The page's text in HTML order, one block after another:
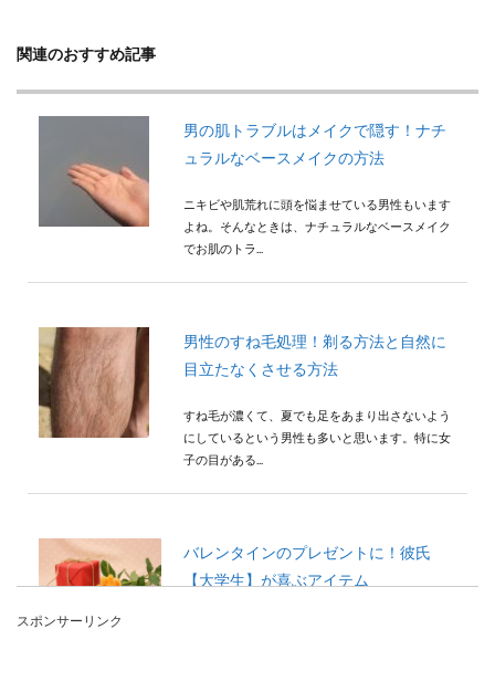
関連のおすすめ記事
男の肌トラブルはメイクで隠す！ナチ
ュラルなベースメイクの方法
ニキビや肌荒れに頭を悩ませている男性もいます
よね。そんなときは、ナチュラルなベースメイク
でお肌のトラ...
男性のすね毛処理！剃る方法と自然に
目立たなくさせる方法
すね毛が濃くて、夏でも足をあまり出さないよう
にしているという男性も多いと思います。特に女
子の目がある...
バレンタインのプレゼントに！彼氏
【大学生】が喜ぶアイテム
スポンサーリンク